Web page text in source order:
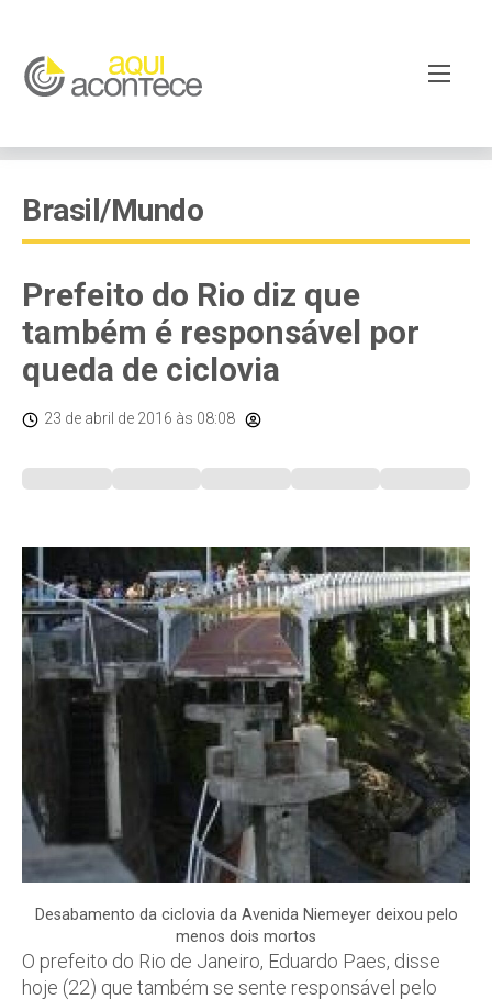
Brasil/Mundo
Prefeito do Rio diz que
também é responsável por
queda de ciclovia
23 de abril de 2016 às 08:08
Desabamento da ciclovia da Avenida Niemeyer deixou pelo
menos dois mortos
O prefeito do Rio de Janeiro, Eduardo Paes, disse
hoje (22) que também se sente responsável pelo